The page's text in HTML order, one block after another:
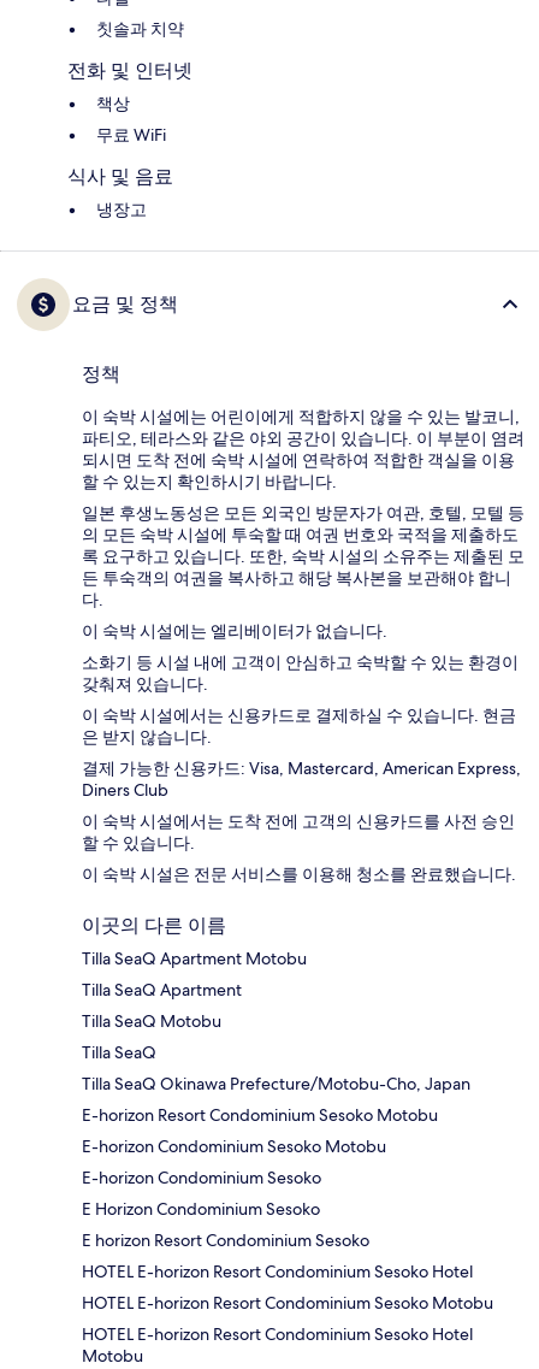
칫솔과 치약
전화 및 인터넷
책상
무료 WiFi
식사 및 음료
냉장고
요금 및 정책
정책
이 숙박 시설에는 어린이에게 적합하지 않을 수 있는 발코니,
파티오, 테라스와 같은 야외 공간이 있습니다. 이 부분이 염려
되시면 도착 전에 숙박 시설에 연락하여 적합한 객실을 이용
할 수 있는지 확인하시기 바랍니다.
일본 후생노동성은 모든 외국인 방문자가 여관, 호텔, 모텔 등
의 모든 숙박 시설에 투숙할 때 여권 번호와 국적을 제출하도
록 요구하고 있습니다. 또한, 숙박 시설의 소유주는 제출된 모
든 투숙객의 여권을 복사하고 해당 복사본을 보관해야 합니
다.
이 숙박 시설에는 엘리베이터가 없습니다.
소화기 등 시설 내에 고객이 안심하고 숙박할 수 있는 환경이
갖춰져 있습니다.
이 숙박 시설에서는 신용카드로 결제하실 수 있습니다. 현금
은 받지 않습니다.
결제 가능한 신용카드: Visa, Mastercard, American Express,
Diners Club
이 숙박 시설에서는 도착 전에 고객의 신용카드를 사전 승인
할 수 있습니다.
이 숙박 시설은 전문 서비스를 이용해 청소를 완료했습니다.
이곳의 다른 이름
Tilla SeaQ Apartment Motobu
Tilla SeaQ Apartment
Tilla SeaQ Motobu
Tilla SeaQ
Tilla SeaQ Okinawa Prefecture/Motobu-Cho, Japan
E-horizon Resort Condominium Sesoko Motobu
E-horizon Condominium Sesoko Motobu
E-horizon Condominium Sesoko
E Horizon Condominium Sesoko
E horizon Resort Condominium Sesoko
HOTEL E-horizon Resort Condominium Sesoko Hotel
HOTEL E-horizon Resort Condominium Sesoko Motobu
HOTEL E-horizon Resort Condominium Sesoko Hotel
Motobu